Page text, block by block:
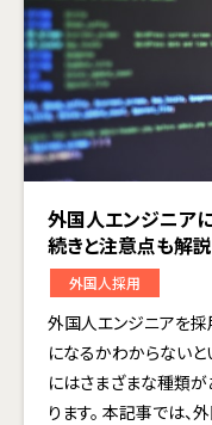
外国人エンジニア
続きと注意点も解説
外国人採用
外国人エンジニアを
になるかわからないと
にはさまざまな種類
ります。 本記事では